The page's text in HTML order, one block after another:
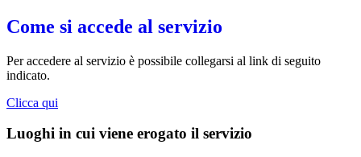
Come si accede al servizio
Per accedere al servizio è possibile collegarsi al link di seguito
indicato.
Clicca qui
Luoghi in cui viene erogato il servizio